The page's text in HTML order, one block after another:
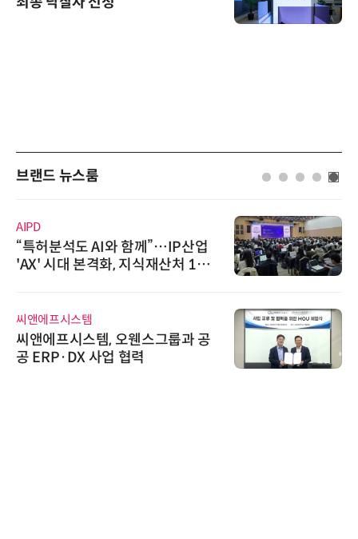
브랜드 뉴스룸
AIPD
“특허분석도 AI와 함께”…IP산업
'AX' 시대 본격화, 지식재산처 1호
씨앤에프시스템
씨앤에프시스템, 오웬스그룹과 공
공 ERP·DX 사업 협력